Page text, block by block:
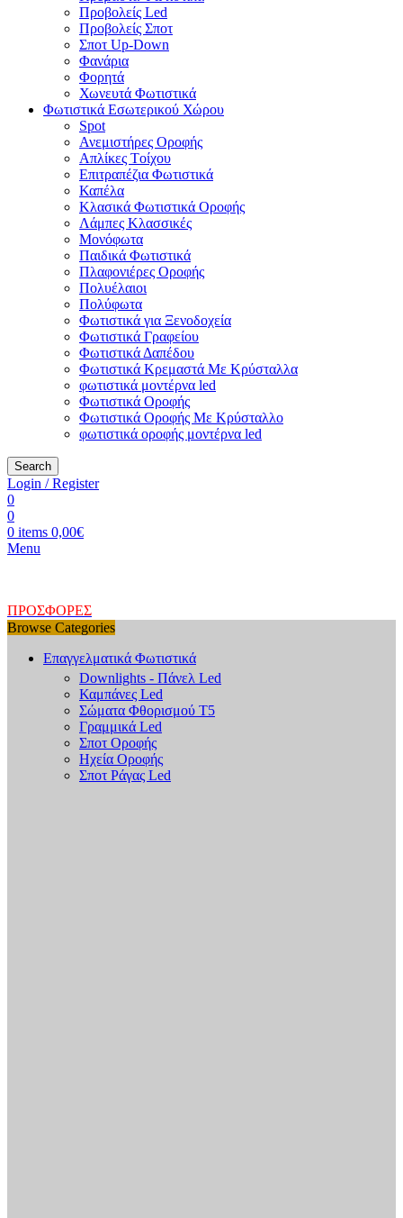
Προβολείς Led
Προβολείς Σποτ
Σποτ Up-Down
Φανάρια
Φορητά
Χωνευτά Φωτιστικά
Φωτιστικά Εσωτερικού Χώρου
Spot
Ανεμιστήρες Οροφής
Απλίκες Tοίχου
Επιτραπέζια Φωτιστικά
Καπέλα
Κλασικά Φωτιστικά Οροφής
Λάμπες Κλασσικές
Μονόφωτα
Παιδικά Φωτιστικά
Πλαφονιέρες Oροφής
Πολυέλαιοι
Πολύφωτα
Φωτιστικά για Ξενοδοχεία
Φωτιστικά Γραφείου
Φωτιστικά Δαπέδου
Φωτιστικά Κρεμαστά Mε Kρύσταλλα
φωτιστικά μοντέρνα led
Φωτιστικά Οροφής
Φωτιστικά Οροφής Mε Kρύσταλλο
φωτιστικά οροφής μοντέρνα led
Search
Login / Register
0
0
0 items 0,00€
Menu
ΠΡΟΣΦΟΡΕΣ
Browse Categories
Επαγγελματικά Φωτιστικά
Downlights - Πάνελ Led
Καμπάνες Led
Σώματα Φθορισμού Τ5
Γραμμικά Led
Σποτ Οροφής
Ηχεία Οροφής
Σποτ Ράγας Led